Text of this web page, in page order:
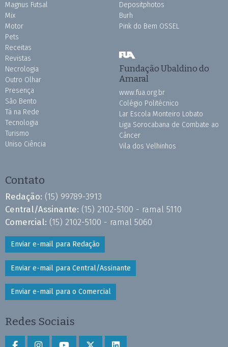
Magnus Futsal
Mix
Motor
Pets
Receitas
Revistas
Necrologia
Outro Olhar
Presença
São Bento
Tá na Rede
Tecnologia
Turismo
Uniso Ciência
Depositphotos
Burh
Pink do Bem OSSEL
Fundação Ubaldino do
Amaral
www.fua.org.br
Colégio Politécnico
Lar Escola Monteiro Lobato
Liga Sorocabana de Combate ao
Câncer
Vila dos Velhinhos
Contato
Redação: (15) 99789-3913
Central/Assinante: (15) 2102-5100 - ramal 5110
Comercial: (15) 2102-5100 - ramal 5060
Enviar e-mail para Redação
Enviar e-mail para Central/Assinante
Enviar e-mail para o Comercial
Redes Sociais